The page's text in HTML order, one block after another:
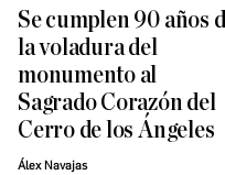
Se cumplen 90 años
la voladura del
monumento al
Sagrado Corazón del
Cerro de los Ángeles
Álex Navajas